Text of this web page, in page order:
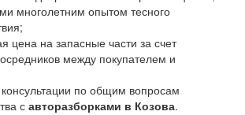
многолетним опытом тесного
цена на запасные части за счет
между покупателем и
по общим вопросам
с авторазборками в Козова.